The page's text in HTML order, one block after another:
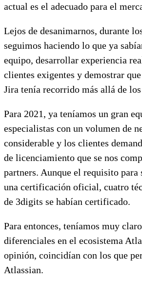
actual es el adecuado para el
Lejos de desanimarnos, durante
seguimos haciendo lo que ya
equipo, desarrollar experiencia
clientes exigentes y demostrar
Jira tenía recorrido más allá de
Para 2021, ya teníamos un gran
especialistas con un volumen de
considerable y los clientes
de licenciamiento que se nos
partners. Aunque el requisito para
una certificación oficial, cuatro
de 3digits se habían certificado.
Para entonces, teníamos muy
diferenciales en el ecosistema
opinión, coincidían con los que
Atlassian.